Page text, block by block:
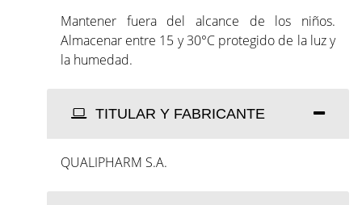
Mantener fuera del alcance de los niños.
Almacenar entre 15 y 30°C protegido de la luz y
la humedad.
TITULAR Y FABRICANTE
QUALIPHARM S.A.